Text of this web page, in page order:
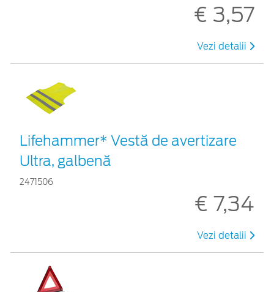
€ 3,57
Vezi detalii
Lifehammer* Vestă de avertizare
Ultra, galbenă
2471506
€ 7,34
Vezi detalii